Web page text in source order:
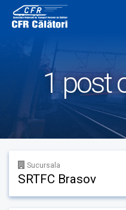
content
1 post
Sucursala
SRTFC Brasov